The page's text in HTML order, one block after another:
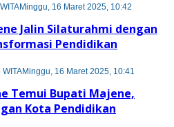
Minggu, 16 Maret 2025, 10:42
Jalin Silaturahmi dengan
Pendidikan
Minggu, 16 Maret 2025, 10:41
Temui Bupati Majene,
Kota Pendidikan